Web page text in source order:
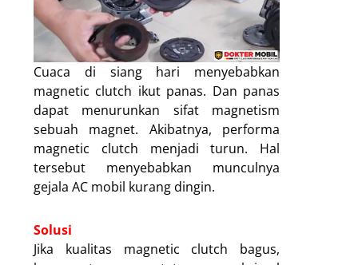
Cuaca di siang hari menyebabkan
magnetic clutch ikut panas. Dan panas
dapat menurunkan sifat magnetism
sebuah magnet. Akibatnya, performa
magnetic clutch menjadi turun. Hal
tersebut menyebabkan munculnya
gejala AC mobil kurang dingin.
Solusi
Jika kualitas magnetic clutch bagus,